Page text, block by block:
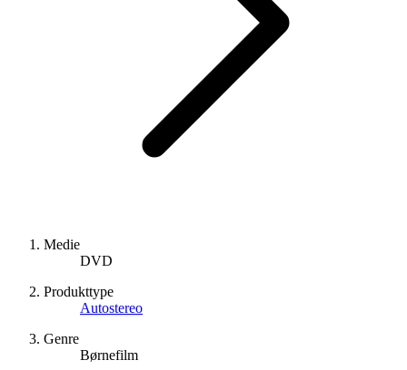
Medie
DVD
Produkttype
Autostereo
Genre
Børnefilm